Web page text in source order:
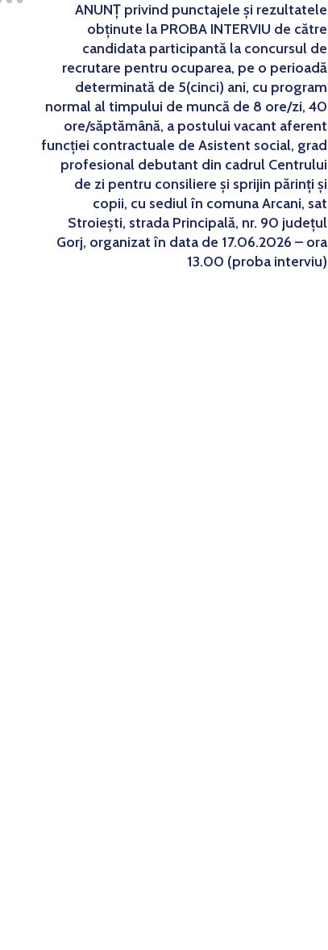
ANUNȚ privind punctajele și rezultatele
obținute la PROBA INTERVIU de către
candidata participantă la concursul de
recrutare pentru ocuparea, pe o perioadă
determinată de 5(cinci) ani, cu program
normal al timpului de muncă de 8 ore/zi, 40
ore/săptămână, a postului vacant aferent
funcției contractuale de Asistent social, grad
profesional debutant din cadrul Centrului
de zi pentru consiliere și sprijin părinți și
copii, cu sediul în comuna Arcani, sat
Stroiești, strada Principală, nr. 90 județul
Gorj, organizat în data de 17.06.2026 – ora
13.00 (proba interviu)